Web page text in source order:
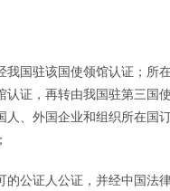
我国驻该国使领馆认证；所
认证，再转由我国驻第三国
人、外国企业和组织所在国
的公证人公证，并经中国法